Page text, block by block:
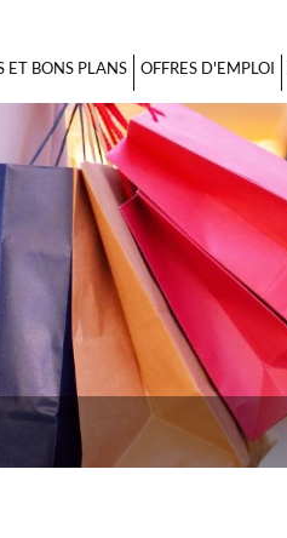
ET BONS PLANS OFFRES D'EMPLOI